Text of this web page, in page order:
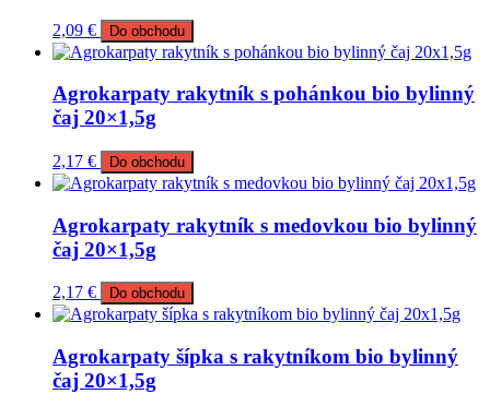
2,09 € Do obchodu
Agrokarpaty rakytník s pohánkou bio bylinný
čaj 20×1,5g
2,17 € Do obchodu
Agrokarpaty rakytník s medovkou bio bylinný
čaj 20×1,5g
2,17 € Do obchodu
Agrokarpaty šípka s rakytníkom bio bylinný
čaj 20×1,5g